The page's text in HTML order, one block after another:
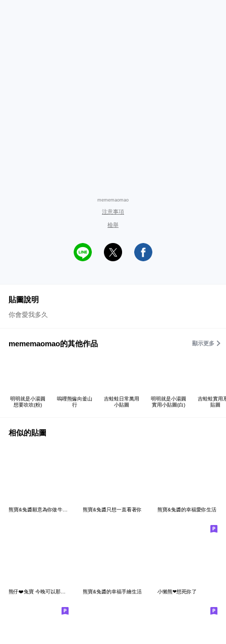
mememaomao
注意事項
檢舉
貼圖說明
你會愛我多久
mememaomao的其他作品 顯示更多
明明就是小湯圓
想要吹吹(粉)
嗚哩熊偏向釜山
行
吉蛙蛙日常萬用
小貼圖
明明就是小湯圓
實用小貼圖(白)
吉蛙蛙實用
貼圖
相似的貼圖
熊寶&兔醬願意為你做牛做馬 熊寶&兔醬只想一直看著你 熊寶&兔醬的幸福愛你生活
熊寶&兔醬的幸福手繪生活 小懶熊❤想死你了